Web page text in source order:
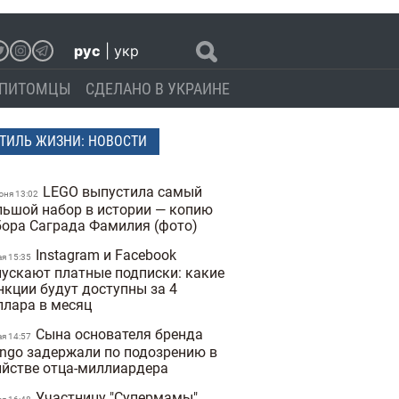
рус укр
ПИТОМЦЫ СДЕЛАНО В УКРАИНЕ
ЖИЗНИ: НОВОСТИ
13:02
LEGO выпустила самый
набор в истории — копию
Саграда Фамилия (фото)
15:35 Instagram и Facebook
платные подписки: какие
будут доступны за 4
в месяц
14:57
Сына основателя бренда
задержали по подозрению в
отца-миллиардера